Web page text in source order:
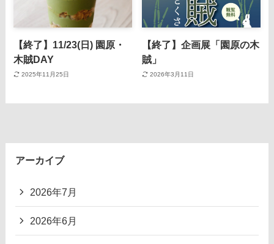
【終了】11/23(日) 園原・
木賊DAY
2025年11月25日
【終了】企画展「園原の木
賊」
2026年3月11日
アーカイブ
2026年7月
2026年6月